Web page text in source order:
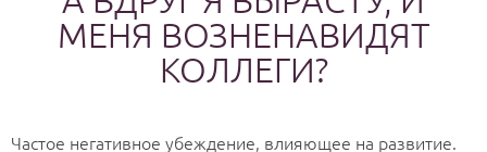
МЕНЯ ВОЗНЕНАВИДЯТ
КОЛЛЕГИ?
Частое негативное убеждение, влияющее на развитие.